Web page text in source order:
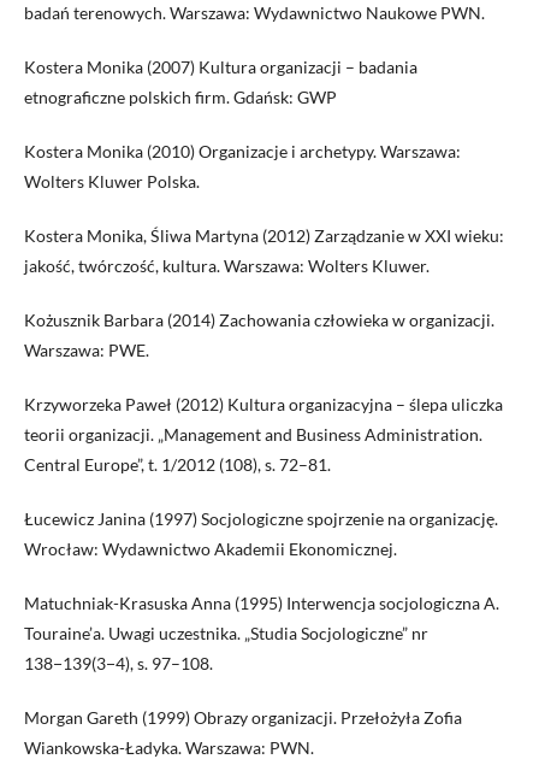
badań terenowych. Warszawa: Wydawnictwo Naukowe PWN.
Kostera Monika (2007) Kultura organizacji – badania
etnograficzne polskich firm. Gdańsk: GWP
Kostera Monika (2010) Organizacje i archetypy. Warszawa:
Wolters Kluwer Polska.
Kostera Monika, Śliwa Martyna (2012) Zarządzanie w XXI wieku:
jakość, twórczość, kultura. Warszawa: Wolters Kluwer.
Kożusznik Barbara (2014) Zachowania człowieka w organizacji.
Warszawa: PWE.
Krzyworzeka Paweł (2012) Kultura organizacyjna – ślepa uliczka
teorii organizacji. „Management and Business Administration.
Central Europe”, t. 1/2012 (108), s. 72–81.
Łucewicz Janina (1997) Socjologiczne spojrzenie na organizację.
Wrocław: Wydawnictwo Akademii Ekonomicznej.
Matuchniak-Krasuska Anna (1995) Interwencja socjologiczna A.
Touraine’a. Uwagi uczestnika. „Studia Socjologiczne” nr
138−139(3−4), s. 97–108.
Morgan Gareth (1999) Obrazy organizacji. Przełożyła Zofia
Wiankowska-Ładyka. Warszawa: PWN.